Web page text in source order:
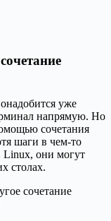
уже
напрямую. Но
сочетания
шаги в чем-то
Linux, они могут
столах.
сочетание